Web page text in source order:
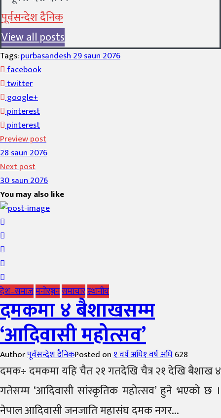
पूर्वसन्देश दैनिक
View all posts
Tags:purbasandesh 29 saun 2076
facebook
twitter
google+
pinterest
pinterest
Preview post
28 saun 2076
Next post
30 saun 2076
You may also like
देश–समाजमनोरञ्जनसमाचारस्थानीय
दमकमा ४ बैशाखसम्म
‘आदिवासी महोत्सव’
Authorपूर्वसन्देश दैनिकPosted on१ वर्ष अघि१ वर्ष अघि628
दमक÷ दमकमा यहि चैत २१ गतदेखि चैत्र २१ देखि बैशाख ४
गतेसम्म ‘आदिवासी सांस्कृतिक महोत्सव’ हुने भएको छ ।
नेपाल आदिवासी जनजाति महासंघ दमक नगर...